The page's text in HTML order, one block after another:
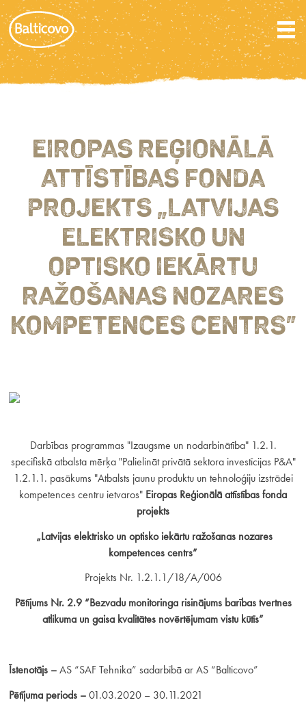
EIROPAS REĢIONĀLĀ
ATTĪSTĪBAS FONDA
PROJEKTS „LATVIJAS
ELEKTRISKO UN
OPTISKO IEKĀRTU
RAŽOŠANAS NOZARES
KOMPETENCES CENTRS”
Darbības programmas "Izaugsme un nodarbinātība" 1.2.1.
specifiskā atbalsta mērķa "Palielināt privātā sektora investīcijas P&A"
1.2.1.1. pasākums "Atbalsts jaunu produktu un tehnoloģiju izstrādei
kompetences centru ietvaros" Eiropas Reģionālā attīstības fonda
projekts
„Latvijas elektrisko un optisko iekārtu ražošanas nozares
kompetences centrs”
Projekts Nr. 1.2.1.1/18/A/006
Pētījums Nr. 2.9 “Bezvadu monitoringa risinājums barības tvertnes
atlikuma un gaisa kvalitātes novērtējumam vistu kūtīs”
Īstenotājs –AS “SAF Tehnika” sadarbībā ar AS “Balticovo”
Pētījuma periods –01.03.2020 – 30.11.2021